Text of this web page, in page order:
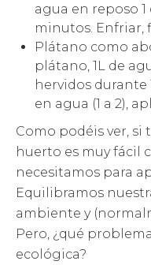
agua en reposo 1
minutos. Enfriar,
Plátano como
plátano, 1L de
hervidos durante
en agua (1 a 2),
Como podéis ver,
huerto es muy fácil
necesitamos para
Equilibramos
ambiente y
Pero, ¿qué
ecológica?